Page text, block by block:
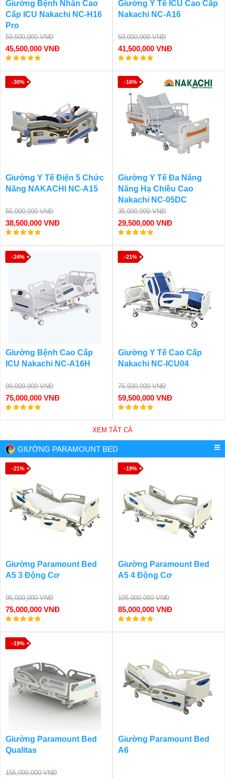
Giường Bệnh Nhân Cao
Cấp ICU Nakachi NC-H16
Pro
59,500,000 VNĐ
45,500,000 VNĐ
Giường Y Tế ICU Cao Cấp
Nakachi NC-A16
59,000,000 VNĐ
41,500,000 VNĐ
-30%
Giường Y Tế Điện 5 Chức
Năng NAKACHI NC-A15
55,000,000 VNĐ
38,500,000 VNĐ
-16%
Giường Y Tế Đa Năng
Nâng Hạ Chiều Cao
Nakachi NC-05DC
35,000,000 VNĐ
29,500,000 VNĐ
-24%
Giường Bệnh Cao Cấp
ICU Nakachi NC-A16H
99,000,000 VNĐ
75,000,000 VNĐ
-21%
Giường Y Tế Cao Cấp
Nakachi NC-ICU04
75,500,000 VNĐ
59,500,000 VNĐ
XEM TẤT CẢ
GIƯỜNG PARAMOUNT BED
-21%
Giường Paramount Bed
A5 3 Động Cơ
95,000,000 VNĐ
75,000,000 VNĐ
-19%
Giường Paramount Bed
A5 4 Động Cơ
105,000,000 VNĐ
85,000,000 VNĐ
-19%
Giường Paramount Bed
Qualitas
155,000,000 VNĐ
Giường Paramount Bed
A6